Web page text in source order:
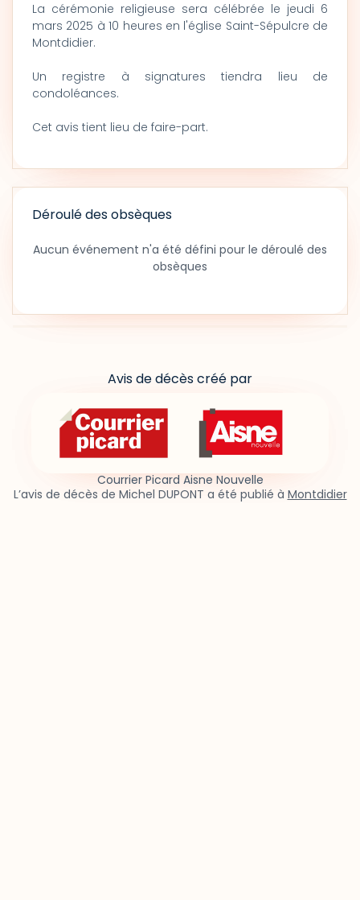
La cérémonie religieuse sera célébrée le jeudi 6
mars 2025 à 10 heures en l'église Saint-Sépulcre de
Montdidier.
Un registre à signatures tiendra lieu de
condoléances.
Cet avis tient lieu de faire-part.
Déroulé des obsèques
Aucun événement n'a été défini pour le déroulé des
obsèques
Avis de décès créé par
Courrier Picard Aisne Nouvelle
L’avis de décès de Michel DUPONT a été publié à Montdidier